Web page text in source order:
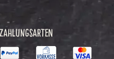
ZAHLUNGSARTEN